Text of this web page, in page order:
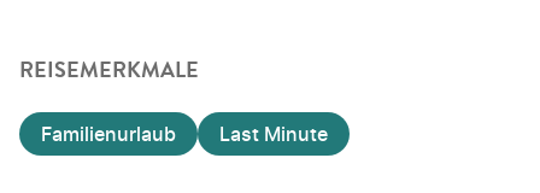
REISEMERKMALE
Familienurlaub Last Minute